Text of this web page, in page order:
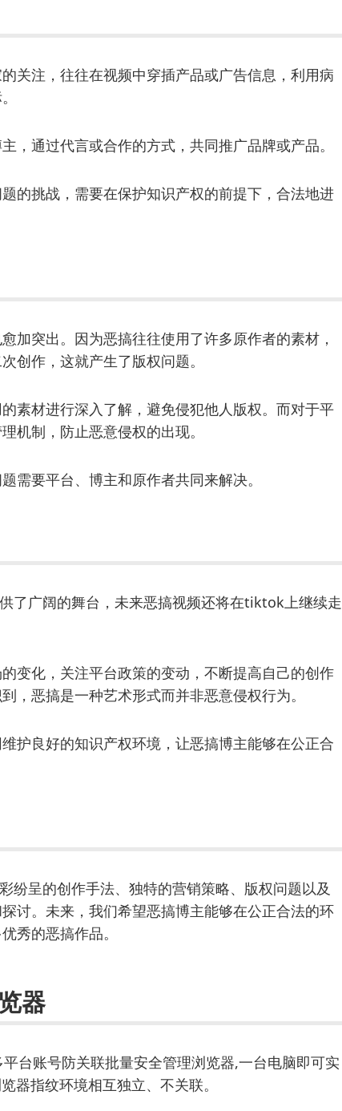
关注，往往在视频中穿插产品或广告信息，利用病
，通过代言或合作的方式，共同推广品牌或产品。
的挑战，需要在保护知识产权的前提下，合法地进
加突出。因为恶搞往往使用了许多原作者的素材，
创作，这就产生了版权问题。
素材进行深入了解，避免侵犯他人版权。而对于平
机制，防止恶意侵权的出现。
需要平台、博主和原作者共同来解决。
了广阔的舞台，未来恶搞视频还将在tiktok上继续走
变化，关注平台政策的变动，不断提高自己的创作
，恶搞是一种艺术形式而并非恶意侵权行为。
护良好的知识产权环境，让恶搞博主能够在公正合
呈的创作手法、独特的营销策略、版权问题以及
讨。未来，我们希望恶搞博主能够在公正合法的环
秀的恶搞作品。
器
台账号防关联批量安全管理浏览器,一台电脑即可实
器指纹环境相互独立、不关联。